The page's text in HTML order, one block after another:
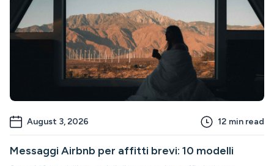
August 3, 2026 12 min read
Messaggi Airbnb per affitti brevi: 10 modelli